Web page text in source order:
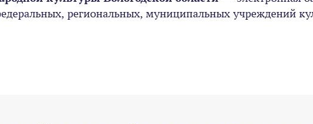
региональных, муниципальных учреждений